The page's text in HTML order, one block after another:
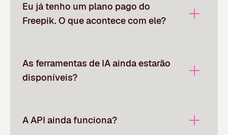
Eu já tenho um plano pago do
Freepik. O que acontece com ele?
As ferramentas de IA ainda estarão
disponíveis?
A API ainda funciona?